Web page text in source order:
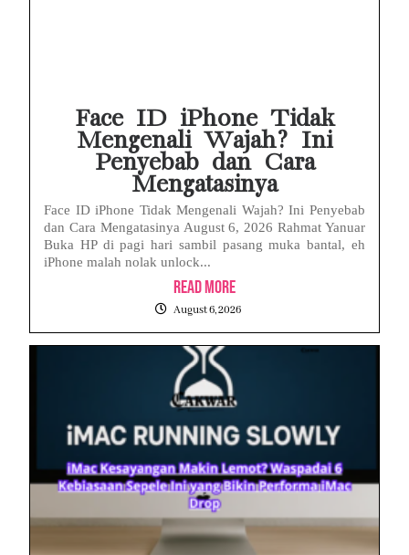
Face ID iPhone Tidak
Mengenali Wajah? Ini
Penyebab dan Cara
Mengatasinya
Face ID iPhone Tidak Mengenali Wajah? Ini Penyebab
dan Cara Mengatasinya August 6, 2026 Rahmat Yanuar
Buka HP di pagi hari sambil pasang muka bantal, eh
iPhone malah nolak unlock...
Read More
August 6, 2026